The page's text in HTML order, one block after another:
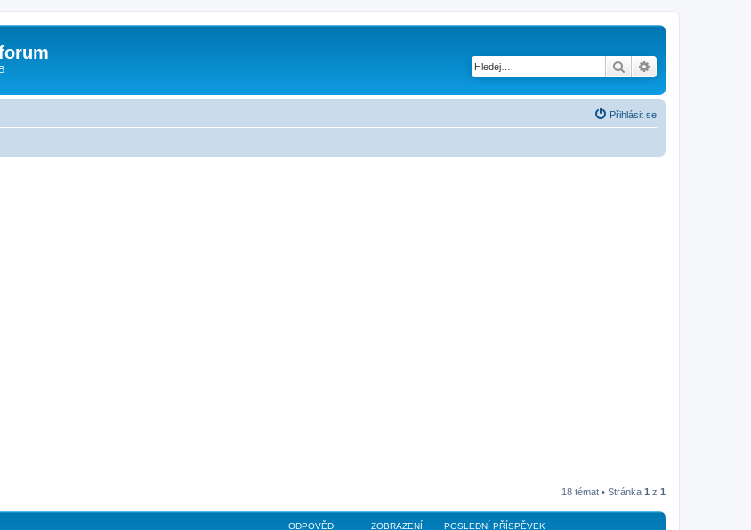
Hledat
Přihlásit se
18 témat • Stránka 1 z 1
ODPOVĚDI ZOBRAZENÍ POSLEDNÍ PŘÍSPĚVEK